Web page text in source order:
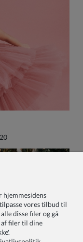
hjemmesidens
vores tilbud til
disse filer og gå
filer til dine